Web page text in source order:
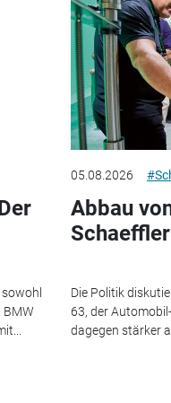
BMW
05.08.2026
Abbau
Die Politik
63, der
dagegen stärker